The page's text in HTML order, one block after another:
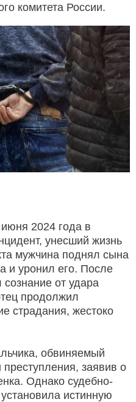
комитета России.
2024 года в
унесший жизнь
мужчина поднял сына
и уронил его. После
сознание от удара
продолжил
страдания, жестоко
обвиняемый
заявив о
Однако судебно-
истинную